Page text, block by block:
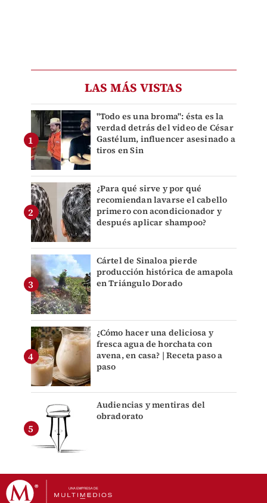
LAS MÁS VISTAS
"Todo es una broma": ésta es la
verdad detrás del video de César
Gastélum, influencer asesinado a
tiros en Sin
¿Para qué sirve y por qué
recomiendan lavarse el cabello
primero con acondicionador y
después aplicar shampoo?
Cártel de Sinaloa pierde
producción histórica de amapola
en Triángulo Dorado
¿Cómo hacer una deliciosa y
fresca agua de horchata con
avena, en casa? | Receta paso a
paso
Audiencias y mentiras del
obradorato